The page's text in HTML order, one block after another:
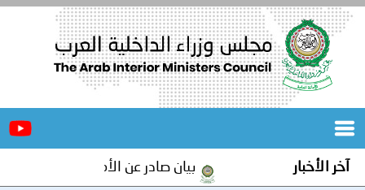
الرئيسية
آخر الأخبار بيان صادر عن الأمانة العامة لمجلس